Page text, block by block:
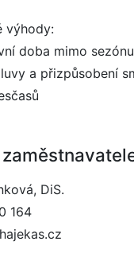
výhody:
doba mimo sezónu
a přizpůsobení
DiS.
164